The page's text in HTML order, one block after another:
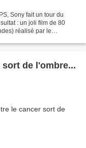
Sony fait un tour du
: un joli film de 80
réalisé par le
de l'ombre...